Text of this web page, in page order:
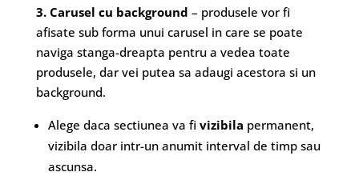
3. Carusel cu background – produsele vor fi
afisate sub forma unui carusel in care se poate
naviga stanga-dreapta pentru a vedea toate
produsele, dar vei putea sa adaugi acestora si un
background.
Alege daca sectiunea va fi vizibila permanent,
vizibila doar intr-un anumit interval de timp sau
ascunsa.